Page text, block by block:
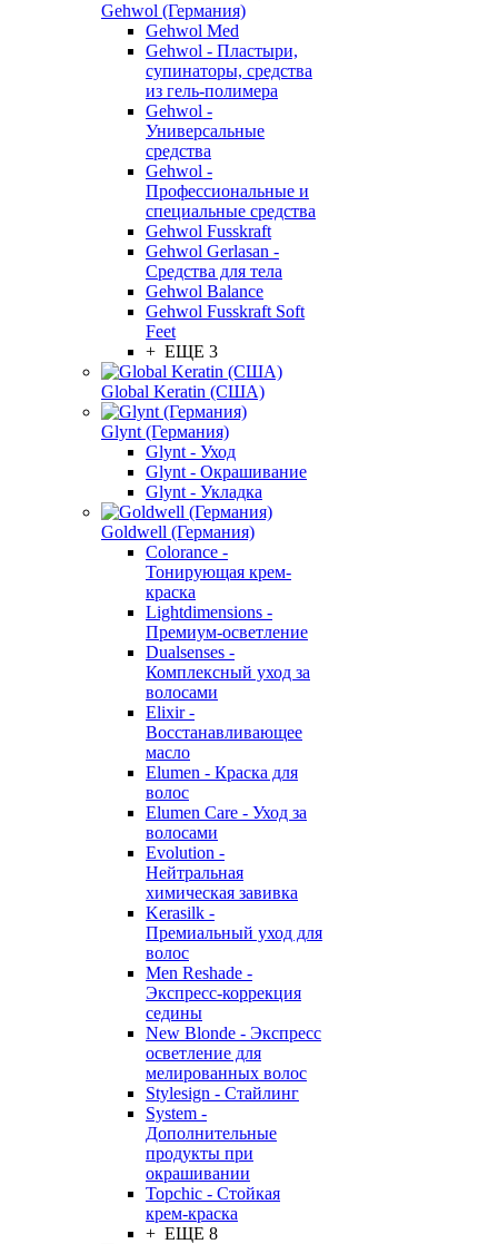
Gehwol (Германия)
Gehwol Med
Gehwol - Пластыри,
супинаторы, средства
из гель-полимера
Gehwol -
Универсальные
средства
Gehwol -
Профессиональные и
специальные средства
Gehwol Fusskraft
Gehwol Gerlasan -
Средства для тела
Gehwol Balance
Gehwol Fusskraft Soft
Feet
+ ЕЩЕ 3
Global Keratin (США)
Glynt (Германия)
Glynt - Уход
Glynt - Окрашивание
Glynt - Укладка
Goldwell (Германия)
Colorance -
Тонирующая крем-
краска
Lightdimensions -
Премиум-осветление
Dualsenses -
Комплексный уход за
волосами
Elixir -
Восстанавливающее
масло
Elumen - Краска для
волос
Elumen Care - Уход за
волосами
Evolution -
Нейтральная
химическая завивка
Kerasilk -
Премиальный уход для
волос
Men Reshade -
Экспресс-коррекция
седины
New Blonde - Экспресс
осветление для
мелированных волос
Stylesign - Стайлинг
System -
Дополнительные
продукты при
окрашивании
Topchic - Стойкая
крем-краска
+ ЕЩЕ 8